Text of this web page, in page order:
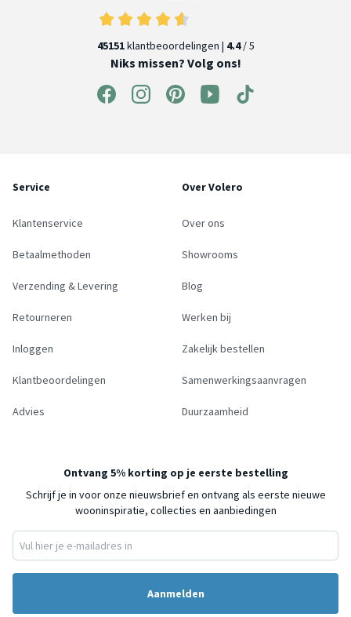
45151klantbeoordelingen | 4.4/ 5
Niks missen? Volg ons!
Service
Klantenservice
Betaalmethoden
Verzending & Levering
Retourneren
Inloggen
Klantbeoordelingen
Advies
Over Volero
Over ons
Showrooms
Blog
Werken bij
Zakelijk bestellen
Samenwerkingsaanvragen
Duurzaamheid
Ontvang 5% korting op je eerste bestelling
Schrijf je in voor onze nieuwsbrief en ontvang als eerste nieuwe
wooninspiratie, collecties en aanbiedingen
Aanmelden